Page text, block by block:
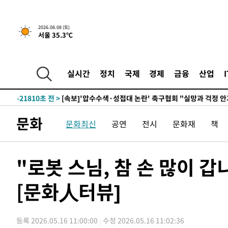
2026.08.08 (토)
서울 35.3℃
실시간 정치 국제 경제 금융 산업
-3557초 전 >[속보]뉴욕증시 상승 마감…S&P 0.6% 나스닥 1.3%↑
-30672초 전 >남자 농구, 나고야 아시안게임서 '홈팀' 일본과 한일전
-26275초 전 >
극한폭염 한풀 꺾이지만…'낮 최고 35도' 무더위, 열대
주 날씨]
-23293초 전 >
-21810초 전 > [속보]'압수수색·성접대 논란' 축구협회 "실망과 걱정 안
-3557초 전 >
[속보]뉴욕증시 상승 마감…S&P 0.6% 나스닥 1.3%↑
-30672초 전 >남자 농구, 나고야 아시안게임서 '홈팀' 일본과 한일전
-26275초 전 >극한폭염 한풀 꺾이지만…'낮 최고 35도' 무더위, 열대야
주 날씨]
-23293초 전 >
축구협회 "압수수색·성접대 논란 사과…쇄신의 기회로
-21810초 전 >[속보]'압수수색·성접대 논란' 축구협회 "실망과 걱정 안
-3557초 전 >[속보]뉴욕증시 상승 마감…S&P 0.6% 나스닥 1.3%↑
문화 문화최신 공연 전시 문화재 책
"로봇 스님, 참 손 많이
[문화人터뷰]
등록 2026.05.16 11:00:00 수정 2026.05.16 11:02:36